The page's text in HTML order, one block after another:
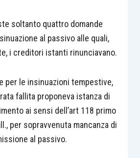
soltanto quattro domande
al passivo alle quali,
i creditori istanti rinunciavano.
per le insinuazioni tempestive,
fallita proponeva istanza di
ai sensi dell’art 118 primo
per sopravvenuta mancanza di
al passivo.